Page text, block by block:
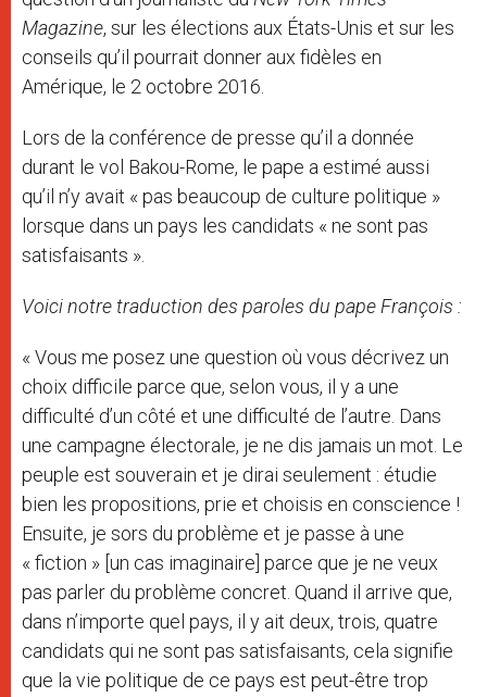
Magazine, sur les élections aux États-Unis et sur les
conseils qu’il pourrait donner aux fidèles en
Amérique, le 2 octobre 2016.
Lors de la conférence de presse qu’il a donnée
durant le vol Bakou-Rome, le pape a estimé aussi
qu’il n’y avait « pas beaucoup de culture politique »
lorsque dans un pays les candidats « ne sont pas
satisfaisants ».
Voici notre traduction des paroles du pape François :
« Vous me posez une question où vous décrivez un
choix difficile parce que, selon vous, il y a une
difficulté d’un côté et une difficulté de l’autre. Dans
une campagne électorale, je ne dis jamais un mot. Le
peuple est souverain et je dirai seulement : étudie
bien les propositions, prie et choisis en conscience !
Ensuite, je sors du problème et je passe à une
« fiction » [un cas imaginaire] parce que je ne veux
pas parler du problème concret. Quand il arrive que,
dans n’importe quel pays, il y ait deux, trois, quatre
candidats qui ne sont pas satisfaisants, cela signifie
que la vie politique de ce pays est peut-être trop